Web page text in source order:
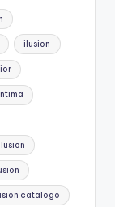
ilusion
catalogo